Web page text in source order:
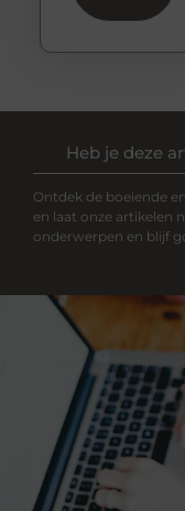
Heb je deze
Ontdek de boeiende
en laat onze artikelen
onderwerpen en blijf